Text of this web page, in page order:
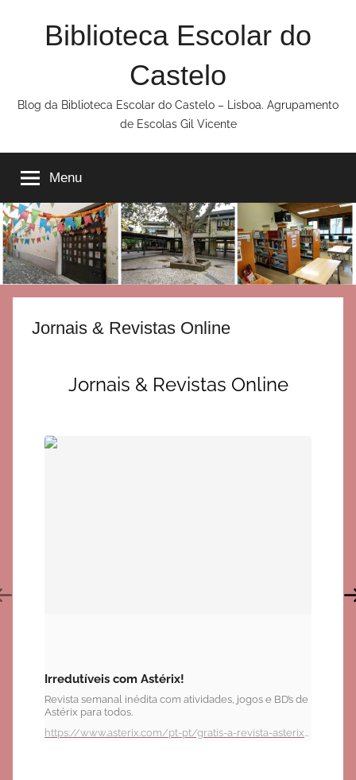
Biblioteca Escolar do
Castelo
Blog da Biblioteca Escolar do Castelo – Lisboa. Agrupamento
de Escolas Gil Vicente
Menu
Jornais & Revistas Online
Jornais & Revistas Online
Irredutíveis com Astérix!
Revista semanal inédita com atividades, jogos e BD’s de
Astérix para todos.
https://www.asterix.com/pt-pt/gratis-a-revista-asterix-para-descarregar/